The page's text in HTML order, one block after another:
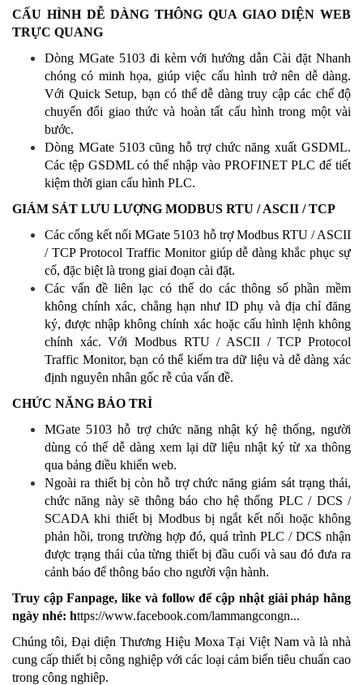
CẤU HÌNH DỄ DÀNG THÔNG QUA GIAO DIỆN WEB
TRỰC QUANG
Dòng MGate 5103 đi kèm với hướng dẫn Cài đặt Nhanh
chóng có minh họa, giúp việc cấu hình trở nên dễ dàng.
Với Quick Setup, bạn có thể dễ dàng truy cập các chế độ
chuyển đổi giao thức và hoàn tất cấu hình trong một vài
bước.
Dòng MGate 5103 cũng hỗ trợ chức năng xuất GSDML.
Các tệp GSDML có thể nhập vào PROFINET PLC để tiết
kiệm thời gian cấu hình PLC.
GIÁM SÁT LƯU LƯỢNG MODBUS RTU / ASCII / TCP
Các cổng kết nối MGate 5103 hỗ trợ Modbus RTU / ASCII
/ TCP Protocol Traffic Monitor giúp dễ dàng khắc phục sự
cố, đặc biệt là trong giai đoạn cài đặt.
Các vấn đề liên lạc có thể do các thông số phần mềm
không chính xác, chẳng hạn như ID phụ và địa chỉ đăng
ký, được nhập không chính xác hoặc cấu hình lệnh không
chính xác. Với Modbus RTU / ASCII / TCP Protocol
Traffic Monitor, bạn có thể kiểm tra dữ liệu và dễ dàng xác
định nguyên nhân gốc rễ của vấn đề.
CHỨC NĂNG BẢO TRÌ
MGate 5103 hỗ trợ chức năng nhật ký hệ thống, người
dùng có thể dễ dàng xem lại dữ liệu nhật ký từ xa thông
qua bảng điều khiển web.
Ngoài ra thiết bị còn hỗ trợ chức năng giám sát trạng thái,
chức năng này sẽ thông báo cho hệ thống PLC / DCS /
SCADA khi thiết bị Modbus bị ngắt kết nối hoặc không
phản hồi, trong trường hợp đó, quá trình PLC / DCS nhận
được trạng thái của từng thiết bị đầu cuối và sau đó đưa ra
cảnh báo để thông báo cho người vận hành.
Truy cập Fanpage, like và follow để cập nhật giải pháp hằng
ngày nhé: https://www.facebook.com/lammangcongn...
Chúng tôi, Đại diện Thương Hiệu Moxa Tại Việt Nam và là nhà
cung cấp thiết bị công nghiệp với các loại cảm biến tiêu chuẩn cao
trong công nghiêp.